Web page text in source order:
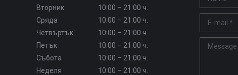
Вторник
10:00 – 21:00 ч.
Сряда
10:00 – 21:00 ч.
Четвъртък
10:00 – 21:00 ч.
Петък
10:00 – 21:00 ч.
Събота
10:00 – 21:00 ч.
Неделя
10:00 – 21:00 ч.
E-mail *
Message